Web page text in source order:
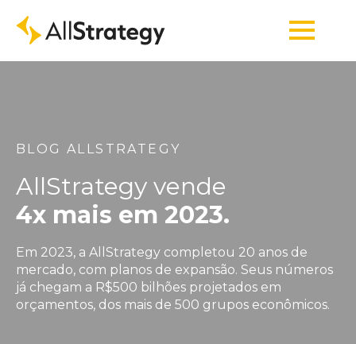
BLOG ALLSTRATEGY
AllStrategy vende
4x mais em 2023.
Em 2023, a AllStrategy completou 20 anos de
mercado, com planos de expansão. Seus números
já chegam a R$500 bilhões projetados em
orçamentos, dos mais de 500 grupos econômicos.